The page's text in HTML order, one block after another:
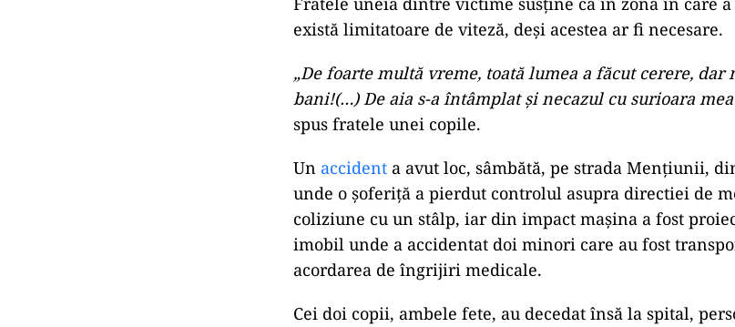
există limitatoare de viteză, deși acestea ar fi necesare.
„De foarte multă vreme, toată lumea a făcut cerere, dar
bani!(…) De aia s-a întâmplat și necazul cu surioara
spus fratele unei copile.
Un accident a avut loc, sâmbătă, pe strada Menţiunii,
unde o şoferiță a pierdut controlul asupra directiei de
coliziune cu un stâlp, iar din impact maşina a fost
imobil unde a accidentat doi minori care au fost
acordarea de îngrijiri medicale.
Cei doi copii, ambele fete, au decedat însă la spital,